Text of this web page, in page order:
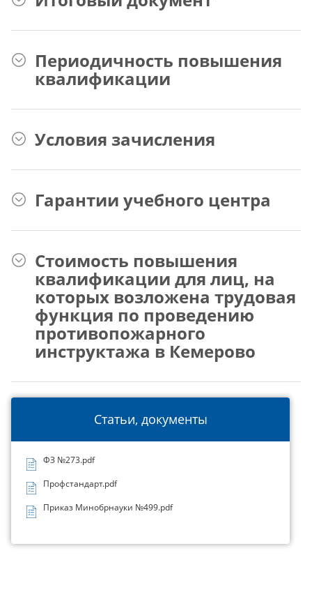
Статьи, документы
ФЗ №273.pdf
Профстандарт.pdf
Приказ Минобрнауки №499.pdf
Периодичность повышения
квалификации
Условия зачисления
Гарантии учебного центра
Стоимость повышения
квалификации для лиц, на
которых возложена трудовая
функция по проведению
противопожарного
инструктажа в Кемерово